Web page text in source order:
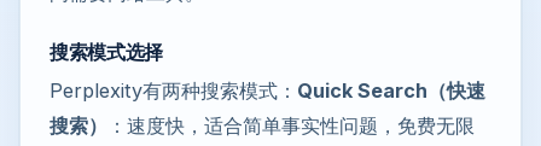
搜索模式选择
Perplexity有两种搜索模式： Quick Search（快速
搜索）
：速度快，适合简单事实性问题，免费无限